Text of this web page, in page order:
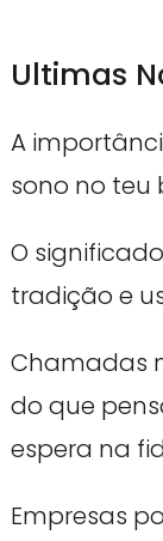
Ultimas
A
sono no teu
O
tradição e
Chamadas
do que
espera na
Empresas